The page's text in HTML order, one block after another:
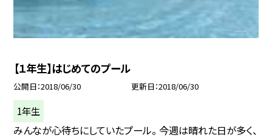
【１年生】はじめてのプール
公開日 2018/06/30 更新日 2018/06/30
1年生
みんなが心待ちにしていたプール。 今週は晴れた日が多く、